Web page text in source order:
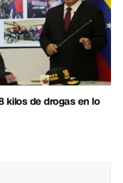
kilos de drogas en lo